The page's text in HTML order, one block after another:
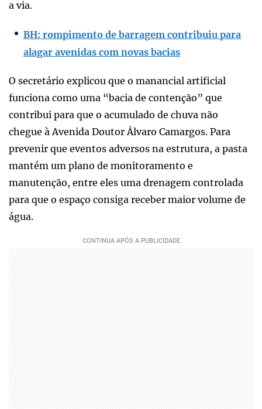
a via.
BH: rompimento de barragem contribuiu para
alagar avenidas com novas bacias
O secretário explicou que o manancial artificial
funciona como uma “bacia de contenção” que
contribui para que o acumulado de chuva não
chegue à Avenida Doutor Álvaro Camargos. Para
prevenir que eventos adversos na estrutura, a pasta
mantém um plano de monitoramento e
manutenção, entre eles uma drenagem controlada
para que o espaço consiga receber maior volume de
água.